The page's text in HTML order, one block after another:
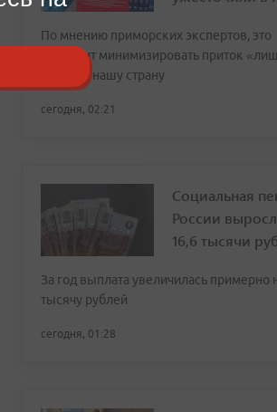
По мнению приморских экспертов, это
позволит минимизировать приток
людей в нашу страну
сегодня, 02:21
Социальная
России
16,6 тысячи
За год выплата увеличилась примерно
тысячу рублей
сегодня, 01:28